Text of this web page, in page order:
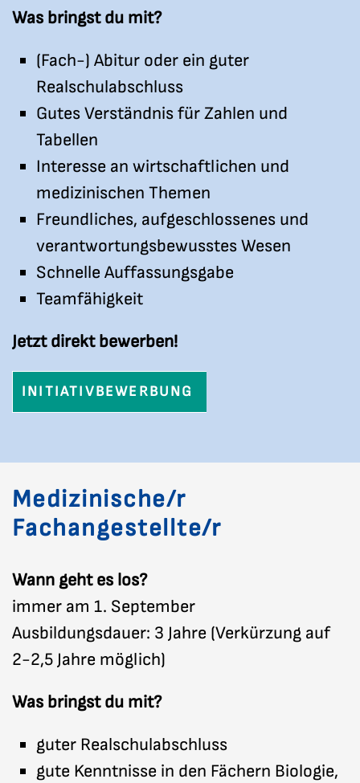
Was bringst du mit?
(Fach-) Abitur oder ein guter
Realschulabschluss
Gutes Verständnis für Zahlen und
Tabellen
Interesse an wirtschaftlichen und
medizinischen Themen
Freundliches, aufgeschlossenes und
verantwortungsbewusstes Wesen
Schnelle Auffassungsgabe
Teamfähigkeit
Jetzt direkt bewerben!
INITIATIVBEWERBUNG
Medizinische/r
Fachangestellte/r
Wann geht es los?
immer am 1. September
Ausbildungsdauer: 3 Jahre (Verkürzung auf
2-2,5 Jahre möglich)
Was bringst du mit?
guter Realschulabschluss
gute Kenntnisse in den Fächern Biologie,